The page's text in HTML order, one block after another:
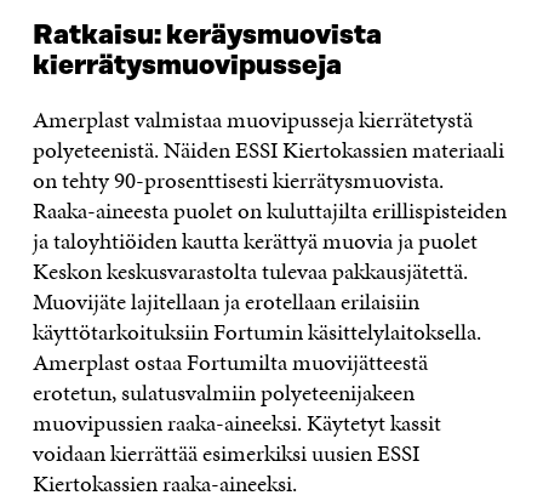
Ratkaisu: keräysmuovista
kierrätysmuovipusseja
Amerplast valmistaa muovipusseja kierrätetystä
polyeteenistä. Näiden ESSI Kiertokassien materiaali
on tehty 90-prosenttisesti kierrätysmuovista.
Raaka-aineesta puolet on kuluttajilta erillispisteiden
ja taloyhtiöiden kautta kerättyä muovia ja puolet
Keskon keskusvarastolta tulevaa pakkausjätettä.
Muovijäte lajitellaan ja erotellaan erilaisiin
käyttötarkoituksiin Fortumin käsittelylaitoksella.
Amerplast ostaa Fortumilta muovijätteestä
erotetun, sulatusvalmiin polyeteenijakeen
muovipussien raaka-aineeksi. Käytetyt kassit
voidaan kierrättää esimerkiksi uusien ESSI
Kiertokassien raaka-aineeksi.